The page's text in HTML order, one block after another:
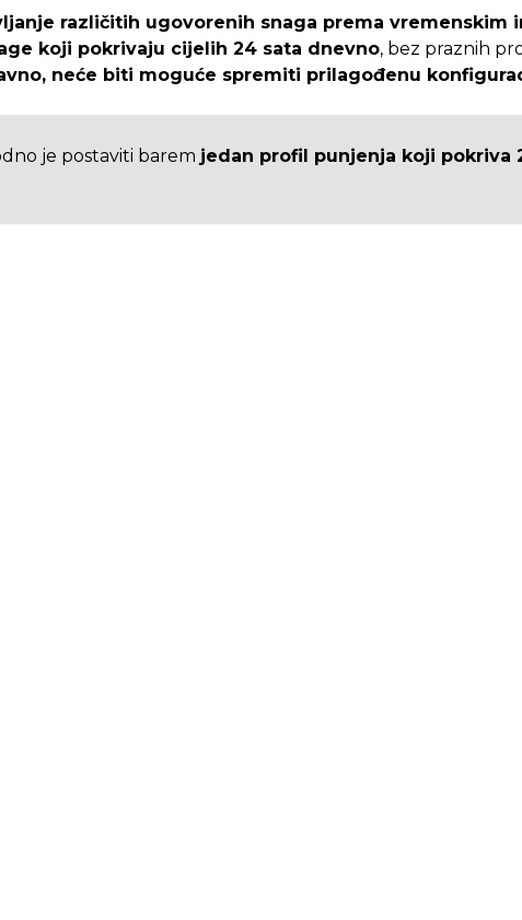
različitih ugovorenih snaga prema vremenskim
koji pokrivaju cijelih 24 sata dnevno, bez praznih
neće biti moguće spremiti prilagođenu
je postaviti barem jedan profil punjenja koji pokriva